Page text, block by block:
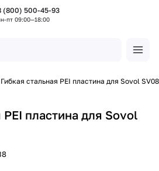
(800) 500-45-93
пт 09:00—18:00
Гибкая стальная PEI пластина для Sovol SV08
PEI пластина для Sovol